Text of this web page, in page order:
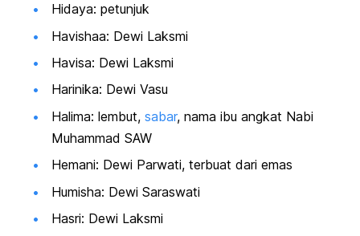
Hidaya: petunjuk
Havishaa: Dewi Laksmi
Havisa: Dewi Laksmi
Harinika: Dewi Vasu
Halima: lembut, sabar, nama ibu angkat Nabi
Muhammad SAW
Hemani: Dewi Parwati, terbuat dari emas
Humisha: Dewi Saraswati
Hasri: Dewi Laksmi